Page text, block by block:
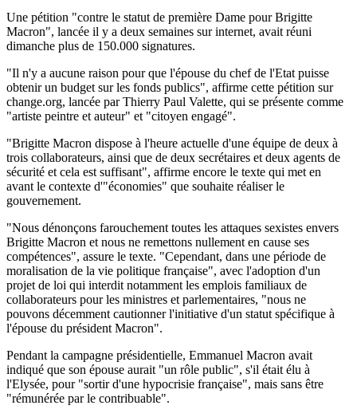
Une pétition "contre le statut de première Dame pour Brigitte
Macron", lancée il y a deux semaines sur internet, avait réuni
dimanche plus de 150.000 signatures.
"Il n'y a aucune raison pour que l'épouse du chef de l'Etat puisse
obtenir un budget sur les fonds publics", affirme cette pétition sur
change.org, lancée par Thierry Paul Valette, qui se présente comme
"artiste peintre et auteur" et "citoyen engagé".
"Brigitte Macron dispose à l'heure actuelle d'une équipe de deux à
trois collaborateurs, ainsi que de deux secrétaires et deux agents de
sécurité et cela est suffisant", affirme encore le texte qui met en
avant le contexte d'"économies" que souhaite réaliser le
gouvernement.
"Nous dénonçons farouchement toutes les attaques sexistes envers
Brigitte Macron et nous ne remettons nullement en cause ses
compétences", assure le texte. "Cependant, dans une période de
moralisation de la vie politique française", avec l'adoption d'un
projet de loi qui interdit notamment les emplois familiaux de
collaborateurs pour les ministres et parlementaires, "nous ne
pouvons décemment cautionner l'initiative d'un statut spécifique à
l'épouse du président Macron".
Pendant la campagne présidentielle, Emmanuel Macron avait
indiqué que son épouse aurait "un rôle public", s'il était élu à
l'Elysée, pour "sortir d'une hypocrisie française", mais sans être
"rémunérée par le contribuable".